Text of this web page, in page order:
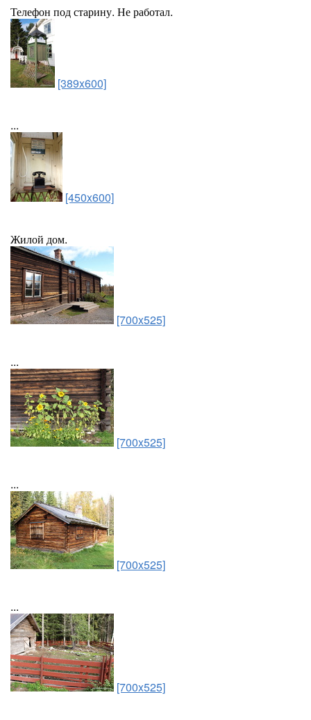
Телефон под старину. Не работал.
[389x600]
...
[450x600]
Жилой дом.
[700x525]
...
[700x525]
...
[700x525]
...
[700x525]